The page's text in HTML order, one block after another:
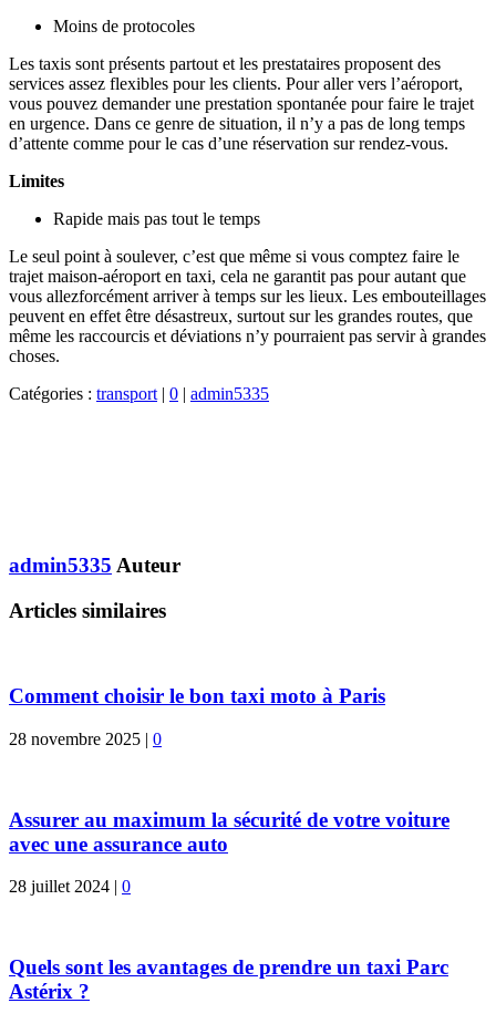
Moins de protocoles
Les taxis sont présents partout et les prestataires proposent des
services assez flexibles pour les clients. Pour aller vers l’aéroport,
vous pouvez demander une prestation spontanée pour faire le trajet
en urgence. Dans ce genre de situation, il n’y a pas de long temps
d’attente comme pour le cas d’une réservation sur rendez-vous.
Limites
Rapide mais pas tout le temps
Le seul point à soulever, c’est que même si vous comptez faire le
trajet maison-aéroport en taxi, cela ne garantit pas pour autant que
vous allezforcément arriver à temps sur les lieux. Les embouteillages
peuvent en effet être désastreux, surtout sur les grandes routes, que
même les raccourcis et déviations n’y pourraient pas servir à grandes
choses.
Catégories : transport | 0 | admin5335
admin5335 Auteur
Articles similaires
Comment choisir le bon taxi moto à Paris
28 novembre 2025 | 0
Assurer au maximum la sécurité de votre voiture
avec une assurance auto
28 juillet 2024 0
Quels sont les avantages de prendre un taxi Parc
Astérix ?